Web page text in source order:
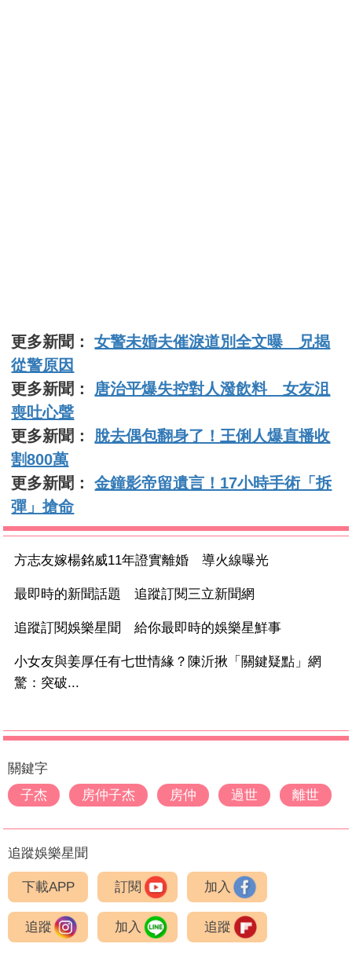
更多新聞：女警未婚夫催淚道別全文曝 兄揭
從警原因
更多新聞： 唐治平爆失控對人潑飲料 女友沮
喪吐心聲
更多新聞： 脫去偶包翻身了！王俐人爆直播收
割800萬
更多新聞：金鐘影帝留遺言！17小時手術「拆
彈」搶命
方志友嫁楊銘威11年證實離婚 導火線曝光
最即時的新聞話題 追蹤訂閱三立新聞網
追蹤訂閱娛樂星聞 給你最即時的娛樂星鮮事
小女友與姜厚任有七世情緣？陳沂揪「關鍵疑點」網
驚：突破...
關鍵字
子杰
房仲子杰 房仲 過世 離世
追蹤娛樂星聞
下載APP 訂閱 加入
追蹤 加入 追蹤